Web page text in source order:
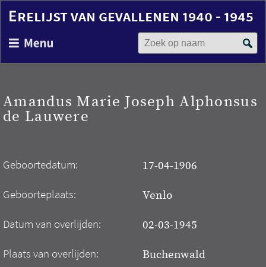
en
gaan
Erelijst van gevallenen 1940 - 1945
Zoek op naam
Amandus Marie Joseph Alphonsus
de Lauwere
Geboortedatum: 17-04-1906
Geboorteplaats: Venlo
Datum van overlijden: 02-03-1945
Plaats van overlijden: Buchenwald